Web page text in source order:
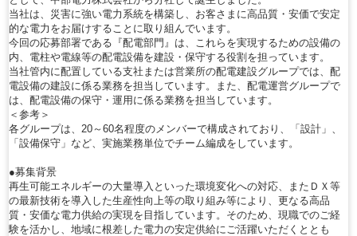
当社は、災害に強い電力系統を構築し、お客さまに高品質・安価で安定
的な電力をお届けすることに取り組んでいます。
今回の応募部署である『配電部門』は、これらを実現するための設備の
内、電柱や電線等の配電設備を建設・保守する役割を担っています。
当社管内に配置している支社または営業所の配電建設グループでは、配
電設備の建設に係る業務を担当しています。また、配電運営グループで
は、配電設備の保守・運用に係る業務を担当しています。
＜参考＞
各グループは、20～60名程度のメンバーで構成されており、「設計」、
「設備保守」など、実施業務単位でチーム編成をしています。
●募集背景
再生可能エネルギーの大量導入といった環境変化への対応、またＤＸ等
の最新技術を導入した生産性向上等の取り組み等により、更なる高品
質・安価な電力供給の実現を目指しています。そのため、現職でのご経
験を活かし、地域に根差した電力の安定供給にご活躍いただくととも